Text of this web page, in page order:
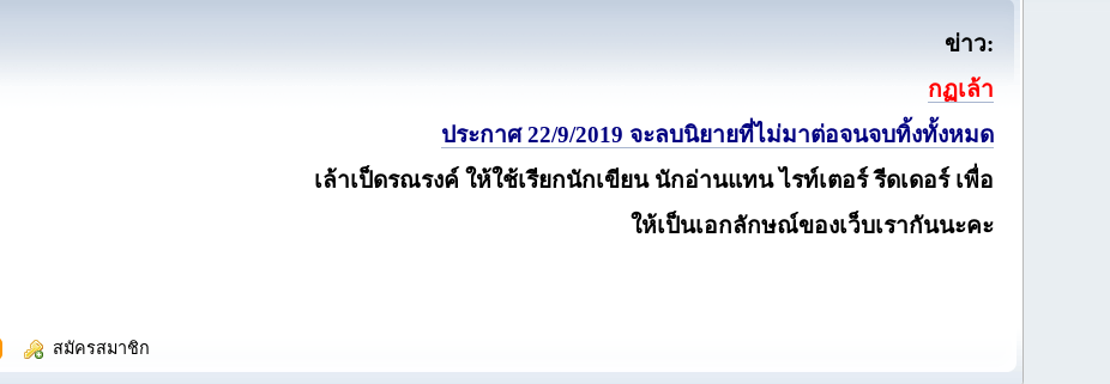
ข่าว:
กฏเล้า
ประกาศ 22/9/2019 จะลบนิยายที่ไม่มาต่อจนจบทิ้งทั้งหมด
เล้าเป็ดรณรงค์ ให้ใช้เรียกนักเขียน นักอ่านแทน ไรท์เตอร์ รีดเดอร์ เพื่อ
ให้เป็นเอกลักษณ์ของเว็บเรากันนะคะ
สมัครสมาชิก